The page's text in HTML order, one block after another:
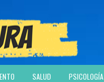
SALUD PSICOLOGÍA